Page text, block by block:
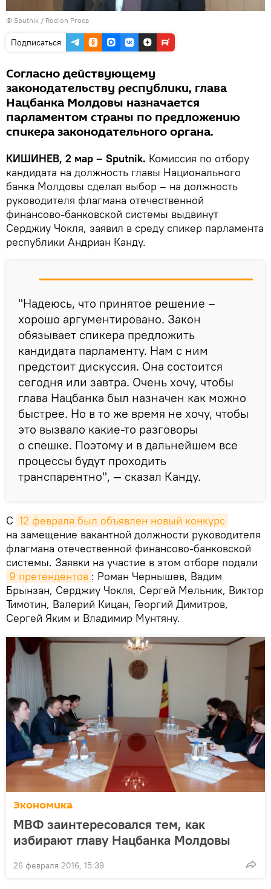
© Sputnik / Rodion Proca
Подписаться
Согласно действующему
законодательству республики, глава
Нацбанка Молдовы назначается
парламентом страны по предложению
спикера законодательного органа.
КИШИНЕВ, 2 мар – Sputnik. Комиссия по отбору
кандидата на должность главы Национального
банка Молдовы сделал выбор – на должность
руководителя флагмана отечественной
финансово-банковской системы выдвинут
Серджиу Чокля, заявил в среду спикер парламента
республики Андриан Канду.
"Надеюсь, что принятое решение –
хорошо аргументировано. Закон
обязывает спикера предложить
кандидата парламенту. Нам с ним
предстоит дискуссия. Она состоится
сегодня или завтра. Очень хочу, чтобы
глава Нацбанка был назначен как можно
быстрее. Но в то же время не хочу, чтобы
это вызвало какие-то разговоры
о спешке. Поэтому и в дальнейшем все
процессы будут проходить
транспарентно", — сказал Канду.
С 12 февраля был объявлен новый конкурс
на замещение вакантной должности руководителя
флагмана отечественной финансово-банковской
системы. Заявки на участие в этом отборе подали
9 претендентов : Роман Чернышев, Вадим
Брынзан, Серджиу Чокля, Сергей Мельник, Виктор
Тимотин, Валерий Кицан, Георгий Димитров,
Сергей Яким и Владимир Мунтяну.
Экономика
МВФ заинтересовался тем, как
избирают главу Нацбанка Молдовы
26 февраля 2016, 15:39